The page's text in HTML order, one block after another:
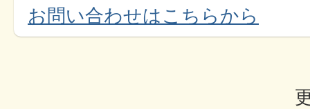
お問い合わせはこちらから